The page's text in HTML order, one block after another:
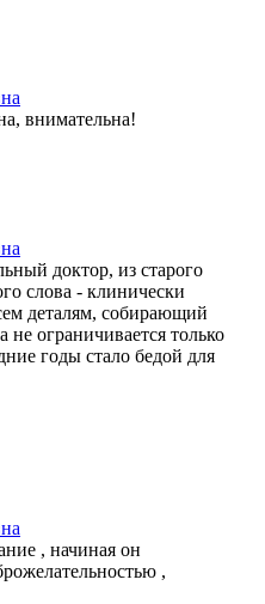
внимательна!
доктор, из старого
слова - клинически
деталям, собирающий
не ограничивается только
годы стало бедой для
, начиная он
,